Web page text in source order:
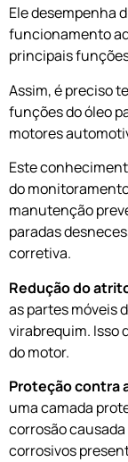
Ele desempenha
funcionamento
principais
Assim, é preciso
funções do óleo
motores
Este
do
manutenção
paradas
corretiva.
Redução do
as partes móveis
virabrequim. Isso
do motor.
Proteção contra
uma camada
corrosão
corrosivos